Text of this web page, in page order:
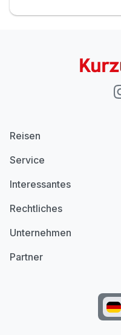
Reisen
Service
Interessantes
Rechtliches
Unternehmen
Partner